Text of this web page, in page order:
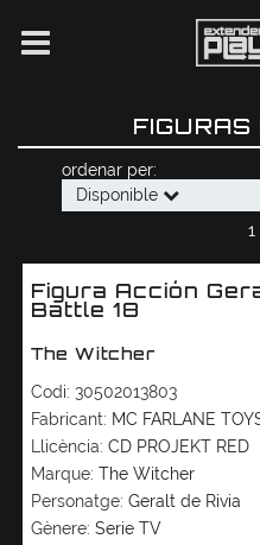
FIGURAS
ordenar per:
Disponible
1
Figura Acción
Battle 18
The Witcher
Codi: 30502013803
Fabricant: MC FARLANE
Llicència: CD PROJEKT RED
Marque: The Witcher
Personatge: Geralt de Rivia
Gènere: Serie TV